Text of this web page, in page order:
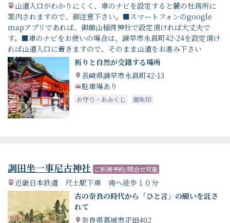
山道入口がわかりにくく、車のナビを設定すると麓の社務所に
案内されますので、御注意下さい。■スマートフォンのgoogle
mapアプリであれば、御館山稲荷神社で設定頂ければ大丈夫で
す。■車のナビをお使いの場合は、諫早市永昌町42-24を設定頂け
れば山道入口に着きますので、そのまま山道をお進み下さい
祈りと自然が交錯する場所
長崎県諫早市永昌町42-13
駐車場あり
お守り・おみくじ 御朱印
調田坐一事尼古神社 ご祈祷予約/問合せ可能
近畿日本鉄道 尺土駅下車 南へ徒歩１０分
古の奈良の時代から「ひと言」の願いを託さ
れて
奈良県葛城市疋田402